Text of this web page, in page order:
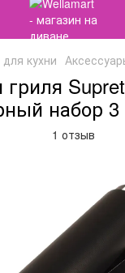
кухни
набор
1 отзыв